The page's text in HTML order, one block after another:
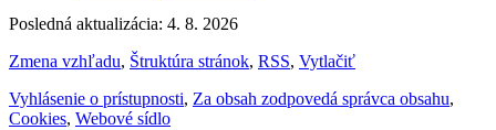
Posledná aktualizácia: 4. 8. 2026
Zmena vzhľadu, Štruktúra stránok, RSS, Vytlačiť
Vyhlásenie o prístupnosti, Za obsah zodpovedá správca obsahu,
Cookies, Webové sídlo